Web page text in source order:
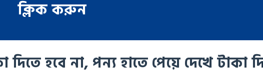
ক্লিক করুন
হবে না, পন্য হাতে পেয়ে দেখে টাকা